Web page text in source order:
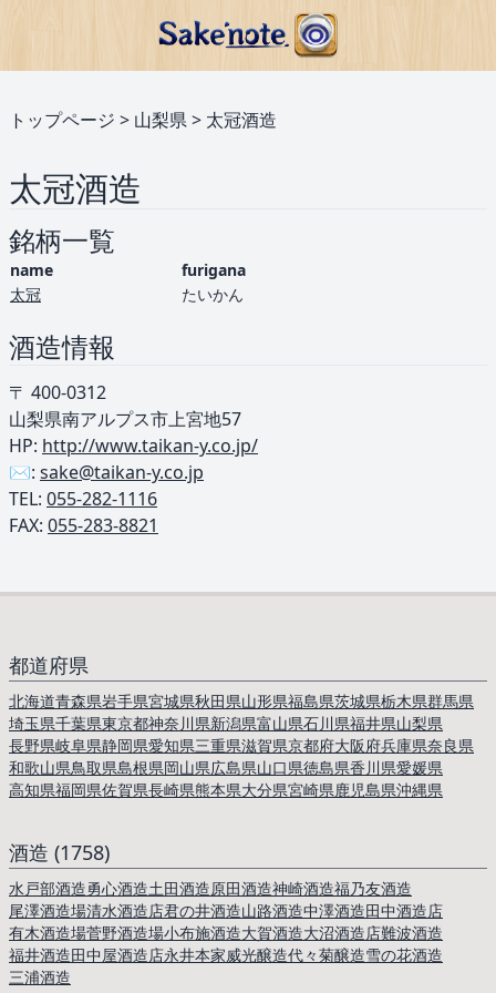
トップページ > 山梨県> 太冠酒造
太冠酒造
銘柄一覧
name
furigana
太冠
たいかん
酒造情報
〒 400-0312
山梨県南アルプス市上宮地57
HP: http://www.taikan-y.co.jp/
✉️: sake@taikan-y.co.jp
TEL: ︎ 055-282-1116
FAX: 055-283-8821
都道府県
北海道青森県岩手県宮城県秋田県山形県福島県茨城県栃木県群馬県
埼玉県千葉県東京都神奈川県新潟県富山県石川県福井県山梨県
長野県岐阜県静岡県愛知県三重県滋賀県京都府大阪府兵庫県奈良県
和歌山県鳥取県島根県岡山県広島県山口県徳島県香川県愛媛県
高知県福岡県佐賀県長崎県熊本県大分県宮崎県鹿児島県沖縄県
酒造 (1758)
水戸部酒造勇心酒造土田酒造原田酒造神崎酒造福乃友酒造
尾澤酒造場清水酒造店君の井酒造山路酒造中澤酒造田中酒造店
有木酒造場菅野酒造場小布施酒造大賀酒造大沼酒造店難波酒造
福井酒造田中屋酒造店永井本家威光醸造代々菊醸造雪の花酒造
三浦酒造